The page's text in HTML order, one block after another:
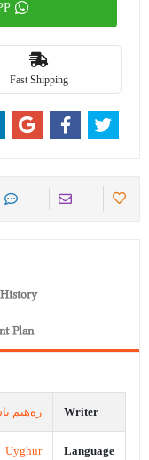
Fast Shipping
Plan
Writer رەھىم
Language
Uyghur